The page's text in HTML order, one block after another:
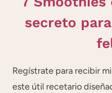
secreto
Regístrate para recibir
este útil recetario